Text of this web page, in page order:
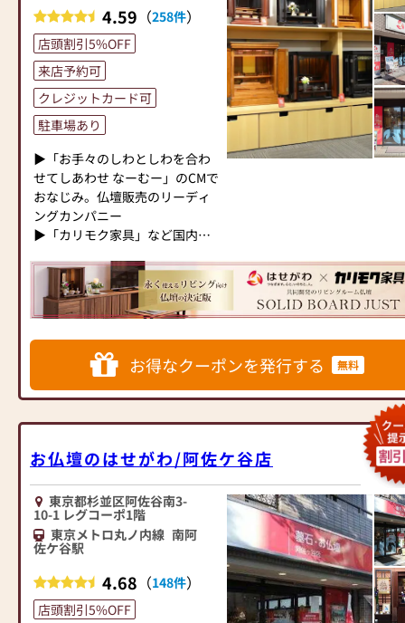
初めてのお客様も分からな
い事だらけ、どうしたら良い
か？何をしたらいいの？ご不安
がたくさんある
と思います。
ご相談ご質問だけでもベテ
ランスッタフのいる当店にご質
問お問合せ下さい。
お客様の偲ぶお心を第一に
アドバイスさせて頂きます。
いい仏壇様のクーポン券を
発行して頂いた方にはご来店記
おります。
お気軽にスッタフまでお声
を掛けて下さいませ。随時ご来
お値打ち品は数に限りがご
ざいます。どうぞ皆様お早めに
＝☆＝☆＝☆＝☆＝☆＝☆＝☆
＝☆＝☆＝☆＝☆＝☆＝☆＝☆
＝☆＝☆＝☆＝☆＝☆＝☆＝☆
【日頃の感謝を込めて大型企
画】
1⃣ 毎月1日【お朔日】はTポイ
ント15倍(一部商品・セール品を
除く）
2⃣ 『5』のつく日は 線香・ロ
ーソクを10％OFF
刻、仏像の種類も豊富にご用意
しておりますので、心からご供
養いただける仏壇を見つけてい
ただけます。
さらに、仏具も充実しておりま
す。位牌や線香、ろうそくや花
立てなど、お仏壇のセットや個
別のアイテムも豊富に揃えてお
ります。お好みやご自宅のお仏
壇に合わせて、お求めいただけ
ます。
当店の魅力は、品質と価格のバ
お求めやすい価格を実現してい
ます。お客様に長くご利用いた
だけるような耐久性のある商品
を取り扱っておりますので、安
心してお買い物をお楽しみいた
だけます。
また、スタッフ一同、お客様の
ご要望に丁寧にお応えいたしま
す。お仏壇や仏具に関するご質
し、最適なアドバイスをいたし
先に考え、心からのおもてなし
を提供いたします。
お仏壇のはせがわでは、お客様
の大切なご供養に寄り添い、お
手伝いさせていただきます。ぜ
ひ一度、当店にお越しくださ
い。心地よい空間で、お仏壇や
ください。店内にはお仏壇・お
仏具・お位牌・お線香・お念珠
等、豊富にご用意しておりま
す。1,000種類以上の組み合わせ
の中からお客様に合ったお仏
壇・お仏具をご提案いたしま
す。
≪「カリモク家具」との協同開
発≫
お仏壇のはせがわは、日本を代
表する家具メーカー「カリモク
住宅にあったモダンなお仏壇を
作っています。他にも国内の家
具専門メーカーと作り上げたお
人と偲ぶ人をつなぐ新しいカタ
チを提案します。
≪はせがわ店舗サービスのご案
内≫
品整理のご相談
予約ボタン」からお申込くださ
い)
●お電話(ご相談や商品のご注文
を承ります。お電話時に「いい
仏壇を見た」とお伝えください)
●訪問(はせがわの専門スタッフ
がご相談や商品ご購入のお手続
4.59 （258件）
店頭割引5%OFF
来店予約可
クレジットカード可
駐車場あり
▶「お手々のしわとしわを合わ
せてしあわせ なーむー」のCMで
おなじみ。仏壇販売のリーディ
ングカンパニー
▶「カリモク家具」など国内家
ンテリアにマッチするお仏壇を
展開
国内130店舗以上のスケールメ
リットと東証上場の信頼。創業
以来、親切・丁寧な説明と対応
を心がけ、年間約25,000基のお
仏壇、約3,000基のお墓を納めて
では、さまざまな供養（対話の
場づくり）の形をご提案してお
ります。ご自身、ご家族にあっ
た供養の形について、迷うこと
や、お困りのことなどございま
したら、ぜひ、お気軽にご相談
ください。店内にはお仏壇・お
仏具・お位牌・お線香・お念珠
等、豊富にご用意しておりま
お得なクーポンを発行する 無料
お仏壇のはせがわ/阿佐ケ谷店
東京都杉並区阿佐谷南3-
10-1 レグコーポ1階
東京メトロ丸ノ内線 南阿
佐ケ谷駅
4.68 （148件）
店頭割引5%OFF